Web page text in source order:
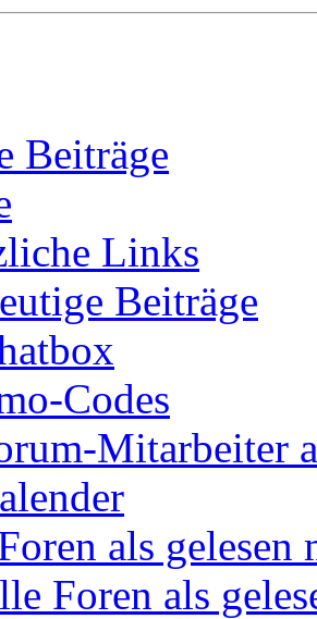
Beiträge
Links
Beiträge
Codes
Mitarbeiter
als gelesen
Foren als